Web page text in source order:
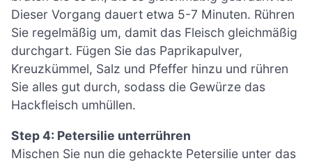
Dieser Vorgang dauert etwa 5-7 Minuten. Rühren
Sie regelmäßig um, damit das Fleisch gleichmäßig
durchgart. Fügen Sie das Paprikapulver,
Kreuzkümmel, Salz und Pfeffer hinzu und rühren
Sie alles gut durch, sodass die Gewürze das
Hackfleisch umhüllen.
Step 4: Petersilie unterrühren
Mischen Sie nun die gehackte Petersilie unter das